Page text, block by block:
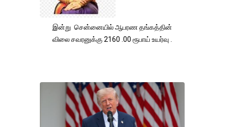
இன்று சென்னையில் ஆபரண தங்கத்தின்
விலை சவரனுக்கு 2160 .00 ரூபாய் உயர்வு .